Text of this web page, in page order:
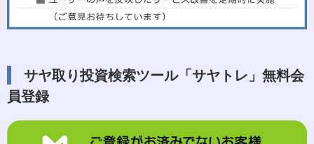
サヤ取り投資検索ツール「サヤトレ」無料会
員登録